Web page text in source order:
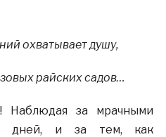
охватывает душу,
райских садов…
Наблюдая за мрачными
дней, и за тем, как